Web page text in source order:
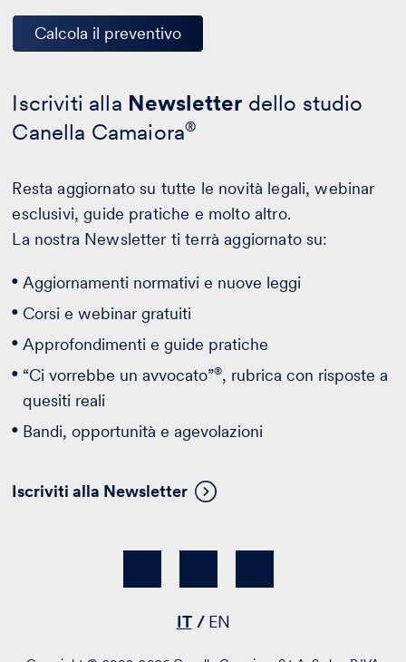
Calcola il preventivo
Iscriviti alla Newsletter dello studio
Canella Camaiora®
Resta aggiornato su tutte le novità legali, webinar
esclusivi, guide pratiche e molto altro.
La nostra Newsletter ti terrà aggiornato su:
Aggiornamenti normativi e nuove leggi
Corsi e webinar gratuiti
Approfondimenti e guide pratiche
“Ci vorrebbe un avvocato”®, rubrica con risposte a
quesiti reali
Bandi, opportunità e agevolazioni
Iscriviti alla Newsletter
IT EN